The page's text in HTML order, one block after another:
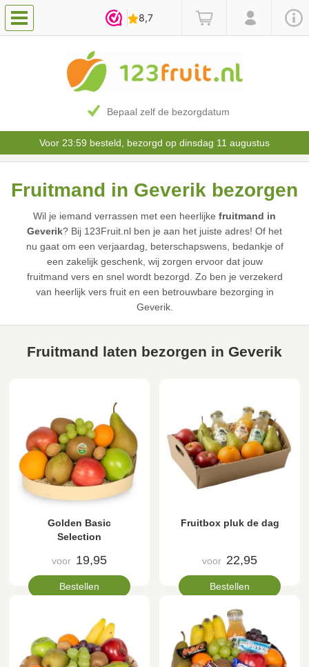
Bepaal zelf de bezorgdatum
Voor 23:59 besteld, bezorgd op dinsdag 11 augustus
Fruitmand in Geverik bezorgen
Wil je iemand verrassen met een heerlijke fruitmand in
Geverik? Bij 123Fruit.nl ben je aan het juiste adres! Of het
nu gaat om een verjaardag, beterschapswens, bedankje of
een zakelijk geschenk, wij zorgen ervoor dat jouw
fruitmand vers en snel wordt bezorgd. Zo ben je verzekerd
van heerlijk vers fruit en een betrouwbare bezorging in
Geverik.
Fruitmand laten bezorgen in Geverik
Golden Basic
Selection
voor 19,95
Bestellen
Fruitbox pluk de dag
voor 22,95
Bestellen